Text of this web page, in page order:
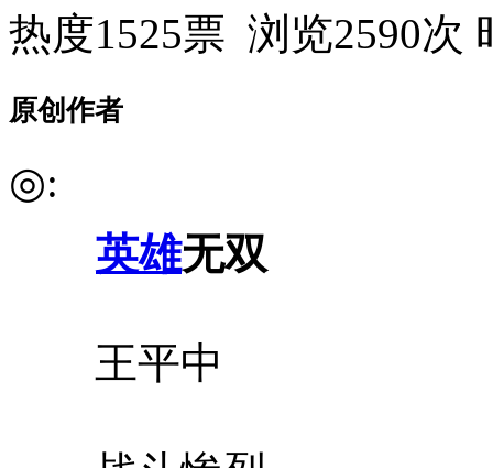
热度1525票 浏览2590次
原创作者
◎:
英雄无双
王平中